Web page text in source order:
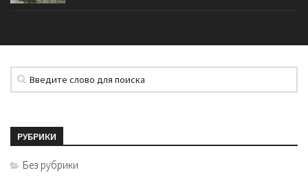
РУБРИКИ
Без рубрики